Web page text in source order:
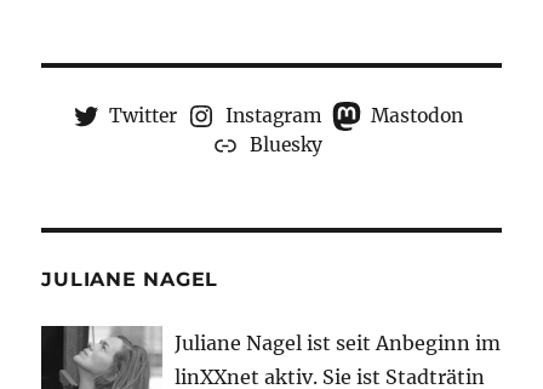
Twitter Instagram
Mastodon
Bluesky
JULIANE NAGEL
Juliane Nagel ist seit Anbeginn im
linXXnet aktiv. Sie ist Stadträtin